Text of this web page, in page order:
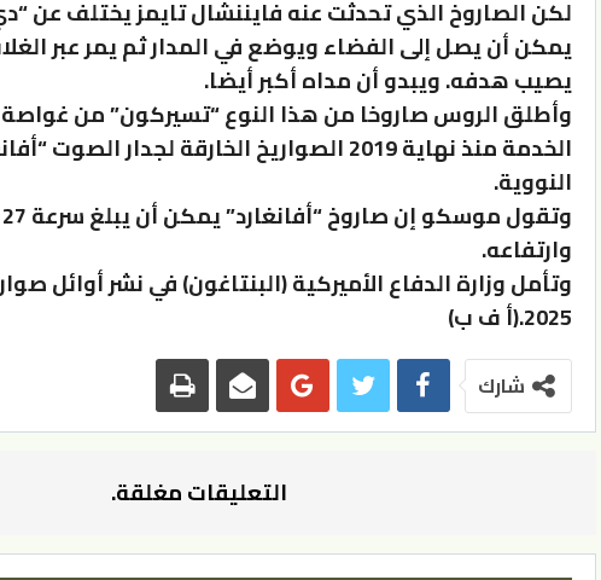
يمكن أن يصل إلى الفضاء ويوضع في المدار ثم يمر عبر
يصيب هدفه. ويبدو أن مداه أكبر أيضا.
وأطلق الروس صاروخا من هذا النوع “تسيركون” من
الخدمة منذ نهاية 2019 الصواريخ الخارقة لجدار
النووية.
وارتفاعه.
وتأمل وزارة الدفاع الأميركية (البنتاغون) في نشر أوائل
2025.(أ ف ب)
شارك
التعليقات مغلقة.